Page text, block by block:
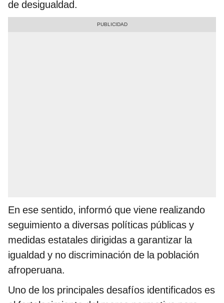
de desigualdad.
En ese sentido, informó que viene realizando
seguimiento a diversas políticas públicas y
medidas estatales dirigidas a garantizar la
igualdad y no discriminación de la población
afroperuana.
Uno de los principales desafíos identificados es